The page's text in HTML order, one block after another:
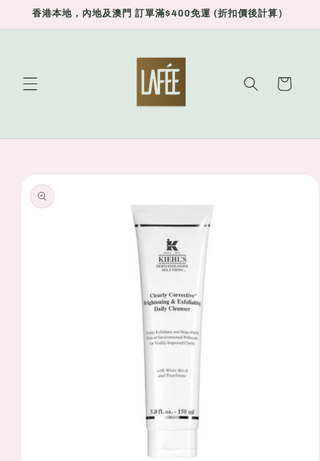
Skip to
香港本地，內地及澳門 訂單滿$400免運 (折扣價後計算）
Cart
product
information